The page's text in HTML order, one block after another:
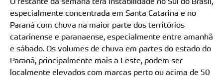
especialmente concentrada em Santa Catarina e no
Paraná com chuva na maior parte dos territórios
catarinense e paranaense, especialmente entre amanhã
e sábado. Os volumes de chuva em partes do estado do
Paraná, principalmente mais a Leste, podem ser
localmente elevados com marcas perto ou acima de 50